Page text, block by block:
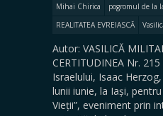
Mihai Chirica
pogromul de la
REALITATEA EVREIASCĂ
Autor: VASILICĂ
CERTITUDINEA Nr.
Israelului, Isaac
lunii iunie, la Iași,
Vieții”, eveniment prin